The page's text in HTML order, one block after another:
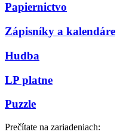
Papiernictvo
Zápisníky a kalendáre
Hudba
LP platne
Puzzle
Prečítate na zariadeniach: